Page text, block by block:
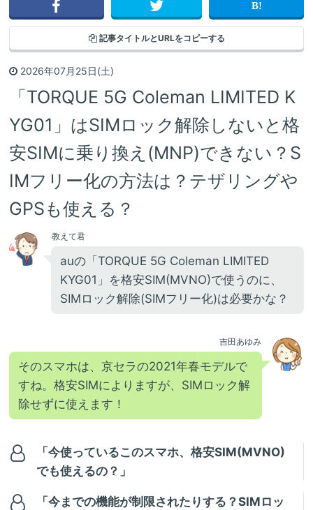
記事タイトルとURLをコピーする
2026年07月25日(土)
「TORQUE 5G Coleman LIMITED K
YG01」はSIMロック解除しないと格
安SIMに乗り換え(MNP)できない？S
IMフリー化の方法は？テザリングや
GPSも使える？
教えて君
auの「TORQUE 5G Coleman LIMITED
KYG01」を格安SIM(MVNO)で使うのに、
SIMロック解除(SIMフリー化)は必要かな？
吉田あゆみ
そのスマホは、京セラの2021年春モデルで
すね。格安SIMによりますが、SIMロック解
除せずに使えます！
「今使っているこのスマホ、格安SIM(MVNO)
でも使えるの？」
「今までの機能が制限されたりする？SIMロッ